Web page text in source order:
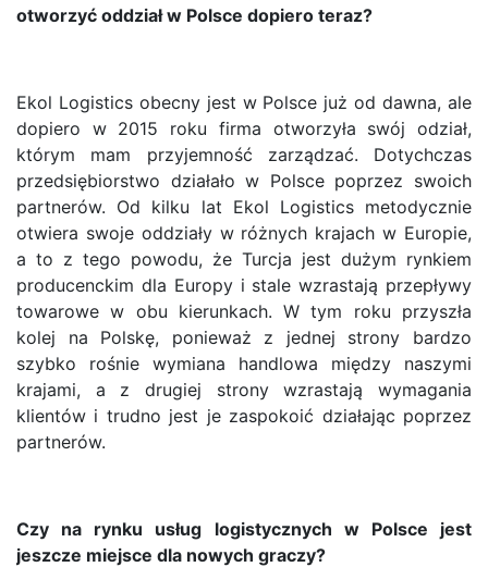
otworzyć oddział w Polsce dopiero teraz?
Ekol Logistics obecny jest w Polsce już od dawna, ale
dopiero w 2015 roku firma otworzyła swój odział,
którym mam przyjemność zarządzać. Dotychczas
przedsiębiorstwo działało w Polsce poprzez swoich
partnerów. Od kilku lat Ekol Logistics metodycznie
otwiera swoje oddziały w różnych krajach w Europie,
a to z tego powodu, że Turcja jest dużym rynkiem
producenckim dla Europy i stale wzrastają przepływy
towarowe w obu kierunkach. W tym roku przyszła
kolej na Polskę, ponieważ z jednej strony bardzo
szybko rośnie wymiana handlowa między naszymi
krajami, a z drugiej strony wzrastają wymagania
klientów i trudno jest je zaspokoić działając poprzez
partnerów.
Czy na rynku usług logistycznych w Polsce jest
jeszcze miejsce dla nowych graczy?